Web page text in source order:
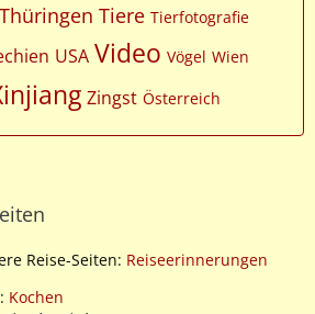
Thüringen Tiere Tierfotografie
USA Video Vögel Wien
Zingst Österreich
Reise-Seiten: Reiseerinnerungen
Kochen